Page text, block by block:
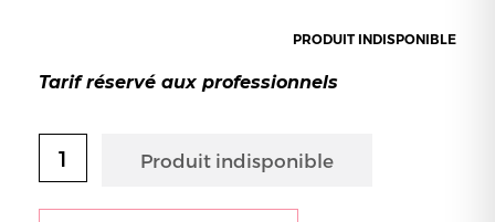
PRODUIT INDISPONIBLE
Tarif réservé aux professionnels